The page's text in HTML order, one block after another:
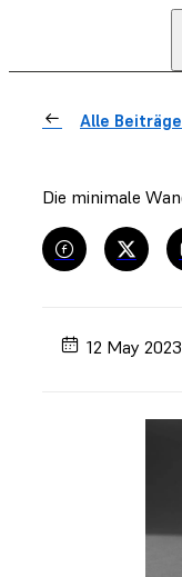
Alle Beiträge
Die minimale
12 May 2023